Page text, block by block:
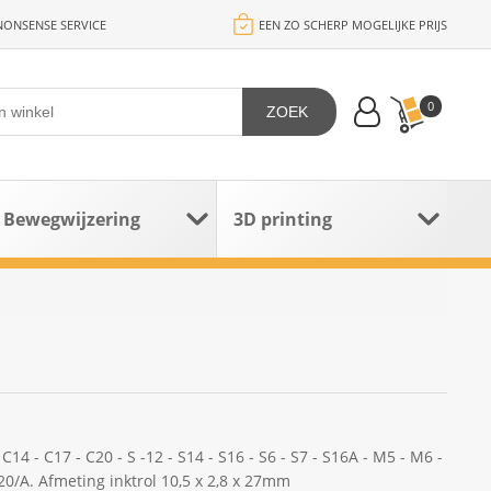
SERVICE EEN ZO SCHERP MOGELIJKE PRIJS
0
ZOEK
Bewegwijzering 3D printing
- C17 - C20 - S -12 - S14 - S16 - S6 - S7 - S16A - M5 - M6 -
A. Afmeting inktrol 10,5 x 2,8 x 27mm